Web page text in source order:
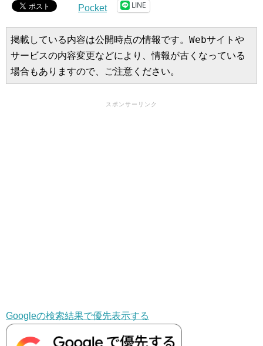
Pocket LINE
掲載している内容は公開時点の情報です。Webサイトや
サービスの内容変更などにより、情報が古くなっている
場合もありますので、ご注意ください。
スポンサーリンク
Googleの検索結果で優先表示する